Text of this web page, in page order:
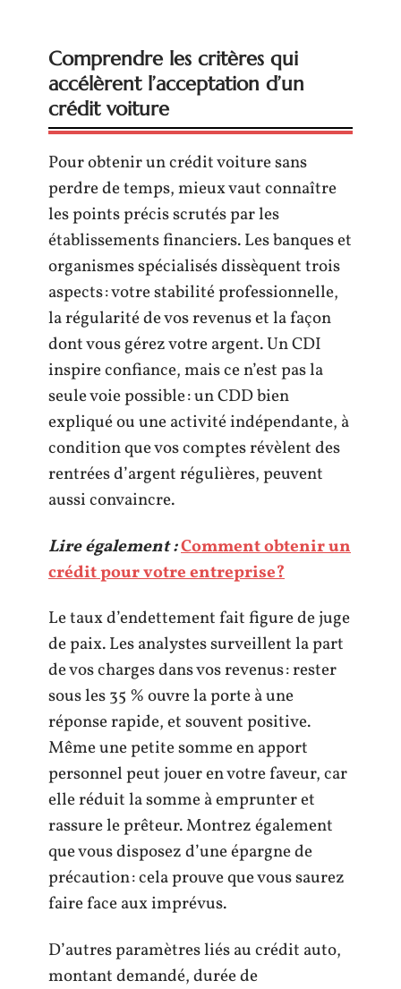
Comprendre les critères qui
accélèrent l’acceptation d’un
crédit voiture
Pour obtenir un crédit voiture sans
perdre de temps, mieux vaut connaître
les points précis scrutés par les
établissements financiers. Les banques et
organismes spécialisés dissèquent trois
aspects : votre stabilité professionnelle,
la régularité de vos revenus et la façon
dont vous gérez votre argent. Un CDI
inspire confiance, mais ce n’est pas la
seule voie possible : un CDD bien
expliqué ou une activité indépendante, à
condition que vos comptes révèlent des
rentrées d’argent régulières, peuvent
aussi convaincre.
Lire également :Comment obtenir un
crédit pour votre entreprise?
Le taux d’endettement fait figure de juge
de paix. Les analystes surveillent la part
de vos charges dans vos revenus : rester
sous les 35 % ouvre la porte à une
réponse rapide, et souvent positive.
Même une petite somme en apport
personnel peut jouer en votre faveur, car
elle réduit la somme à emprunter et
rassure le prêteur. Montrez également
que vous disposez d’une épargne de
précaution : cela prouve que vous saurez
faire face aux imprévus.
D’autres paramètres liés au crédit auto,
montant demandé, durée de